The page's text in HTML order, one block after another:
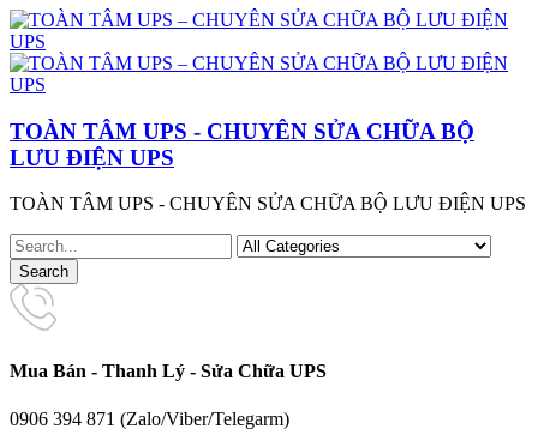
TOÀN TÂM UPS - CHUYÊN SỬA CHỮA BỘ
LƯU ĐIỆN UPS
TOÀN TÂM UPS - CHUYÊN SỬA CHỮA BỘ LƯU ĐIỆN UPS
Mua Bán - Thanh Lý - Sửa Chữa UPS
0906 394 871 (Zalo/Viber/Telegarm)